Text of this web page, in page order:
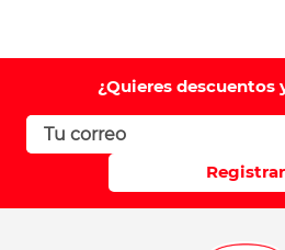
¿Quieres descuentos
Registrar